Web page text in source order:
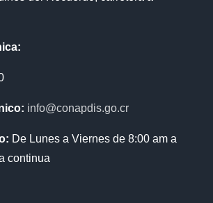
info@conapdis.go.cr
De Lunes a Viernes de 8:00 am a
continua